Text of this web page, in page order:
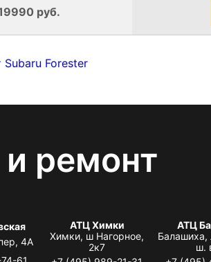
руб.
Forester
ремонт
4А
АТЦ Химки
Химки, ш Нагорное,
2к7
АТЦ
Балашиха,
ш.